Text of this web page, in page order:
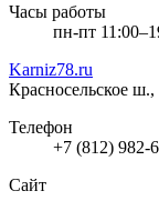
Часы работы
пн-пт
Karniz78.ru
Красносельское
Телефон
+7 (812) 982-
Сайт